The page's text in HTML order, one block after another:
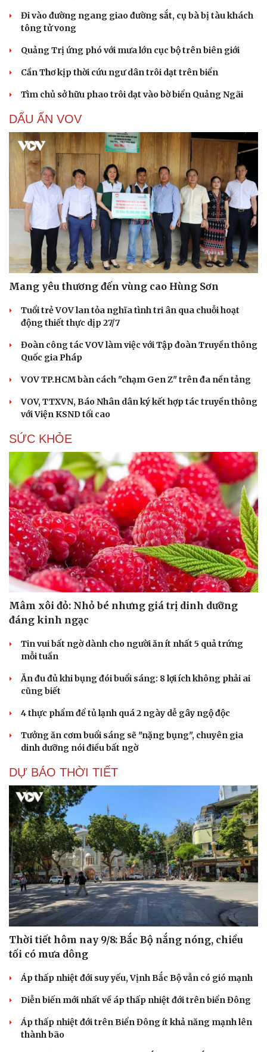
Cải chính
Đi vào đường ngang giao đường sắt, cụ bà bị tàu khách
tông tử vong
Quảng Trị ứng phó với mưa lớn cục bộ trên biên giới
Cần Thơ kịp thời cứu ngư dân trôi dạt trên biển
Tìm chủ sở hữu phao trôi dạt vào bờ biển Quảng Ngãi
DẤU ẤN VOV
Mang yêu thương đến vùng cao Hùng Sơn
Tuổi trẻ VOV lan tỏa nghĩa tình tri ân qua chuỗi hoạt
động thiết thực dịp 27/7
Đoàn công tác VOV làm việc với Tập đoàn Truyền thông
Quốc gia Pháp
VOV TP.HCM bàn cách "chạm Gen Z" trên đa nền tảng
VOV, TTXVN, Báo Nhân dân ký kết hợp tác truyền thông
với Viện KSND tối cao
SỨC KHỎE
Mâm xôi đỏ: Nhỏ bé nhưng giá trị dinh dưỡng
đáng kinh ngạc
Tin vui bất ngờ dành cho người ăn ít nhất 5 quả trứng
mỗi tuần
Ăn đu đủ khi bụng đói buổi sáng: 8 lợi ích không phải ai
cũng biết
4 thực phẩm để tủ lạnh quá 2 ngày dễ gây ngộ độc
Tưởng ăn cơm buổi sáng sẽ "nặng bụng", chuyên gia
dinh dưỡng nói điều bất ngờ
DỰ BÁO THỜI TIẾT
Thời tiết hôm nay 9/8: Bắc Bộ nắng nóng, chiều
tối có mưa dông
Áp thấp nhiệt đới suy yếu, Vịnh Bắc Bộ vẫn có gió mạnh
Diễn biến mới nhất về áp thấp nhiệt đới trên biển Đông
Áp thấp nhiệt đới trên Biển Đông ít khả năng mạnh lên
thành bão